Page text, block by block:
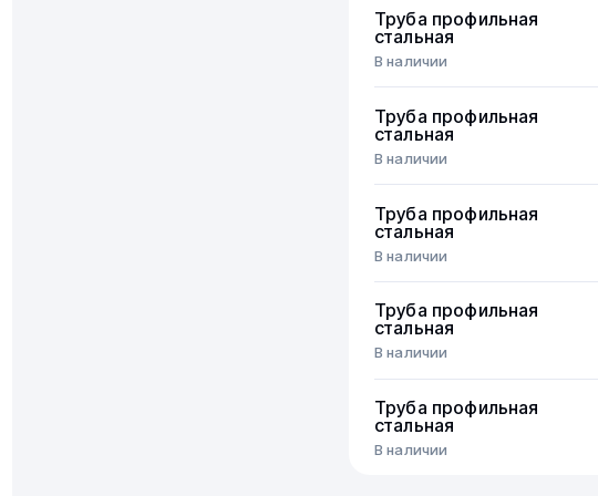
Труба профильная
стальная
В наличии
Труба профильная
стальная
В наличии
Труба профильная
стальная
В наличии
Труба профильная
стальная
В наличии
Труба профильная
стальная
В наличии